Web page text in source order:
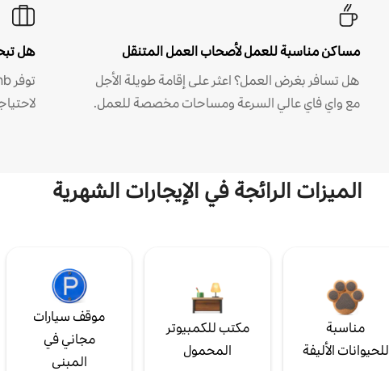
مساكن مناسبة للعمل لأصحاب العمل المتنقل
هل تسافر بغرض العمل؟ اعثر على إقامة طويلة الأجل
مع واي فاي عالي السرعة ومساحات مخصصة للعمل.
هل
الميزات الرائجة في الإيجارات الشهرية
مناسبة
للحيوانات الأليفة
مكتب للكمبيوتر
المحمول
موقف سيارات
مجاني في
المبنى